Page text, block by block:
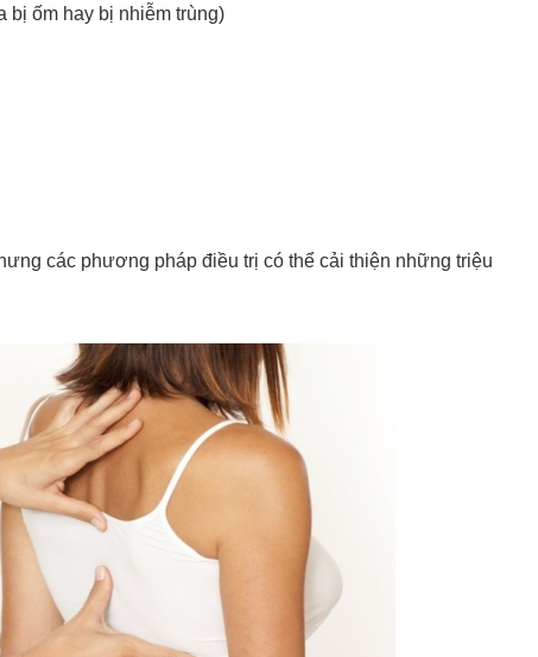
bị ốm hay bị nhiễm trùng)
các phương pháp điều trị có thể cải thiện những triệu